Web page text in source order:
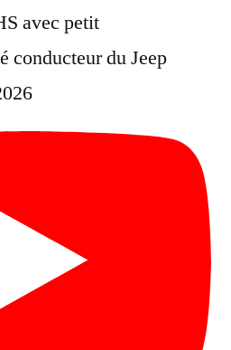
avec petit
conducteur du Jeep